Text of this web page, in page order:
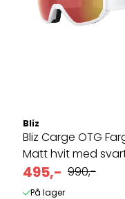
Bliz
Bliz Carge OTG
Matt hvit med
logo, ...
495,- 990,-
På lager